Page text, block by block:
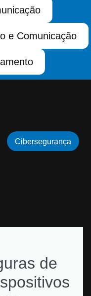
e Comunicação
de
Cibersegurança